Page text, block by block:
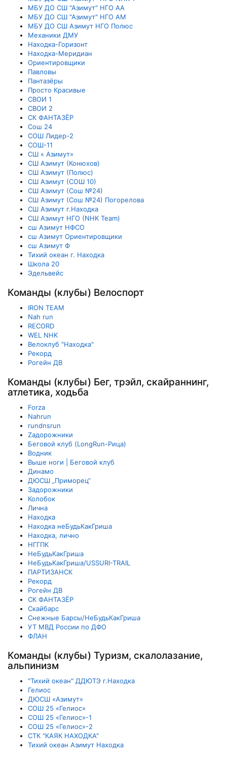
МБУ ДО СШ "Азимут" НГО АА
МБУ ДО СШ "Азимут" НГО АМ
МБУ ДО СШ Азимут НГО Полюс
Механики ДМУ
Находка-Горизонт
Находка-Меридиан
Ориентировщики
Павловы
Пантазёры
Просто Красивые
СВОИ 1
СВОИ 2
СК ФАНТАЗЁР
Сош 24
СОШ Лидер-2
СОШ-11
СШ « Азимут»
СШ Азимут (Конюхов)
СШ Азимут (Полюс)
СШ Азимут (СОШ 10)
СШ Азимут (Сош №24)
СШ Азимут (Сош №24) Погорелова
СШ Азимут г.Находка
СШ Азимут НГО (NHK Team)
сш Азимут НФСО
сш Азимут Ориентировщики
сш Азимут Ф
Тихий океан г. Находка
Школа 20
Эдельвейс
Команды (клубы) Велоспорт
IRON TEAM
Nah run
RECORD
WEL NHK
Велоклуб "Находка"
Рекорд
Рогейн ДВ
Команды (клубы) Бег, трэйл, скайраннинг,
атлетика, ходьба
Forza
Nahrun
rundnsrun
Zадорожники
Беговой клуб (LongRun-Рица)
Водник
Выше ноги | Беговой клуб
Динамо
ДЮСШ „Приморец“
Задорожники
Колобок
Лична
Находка
Находка неБудьКакГриша
Находка, лично
НГГПК
НеБудьКакГриша
НеБудьКакГриша/USSURI-TRAIL
ПАРТИЗАНСК
Рекорд
Рогейн ДВ
СК ФАНТАЗЁР
Скайбарс
Снежные Барсы/НеБудьКакГриша
УТ МВД России по ДФО
ФЛАН
Команды (клубы) Туризм, скалолазание,
альпинизм
"Тихий океан" ДДЮТЭ г.Находка
Гелиос
ДЮСШ «Азимут»
СОШ 25 «Гелиос»
СОШ 25 «Гелиос»-1
СОШ 25 «Гелиос»-2
СТК "КАЯК НАХОДКА"
Тихий океан Азимут Находка